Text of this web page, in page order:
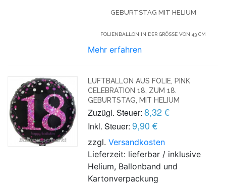
GEBURTSTAG MIT HELIUM
FOLIENBALLON IN DER GRÖSSE VON 43 CM
Mehr erfahren
LUFTBALLON AUS FOLIE, PINK
CELEBRATION 18, ZUM 18.
GEBURTSTAG, MIT HELIUM
Zuzügl. Steuer: 8,32 €
Inkl. Steuer: 9,90 €
zzgl.Versandkosten
Lieferzeit: lieferbar / inklusive
Helium, Ballonband und
Kartonverpackung